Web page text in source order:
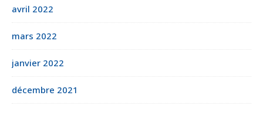
avril 2022
mars 2022
janvier 2022
décembre 2021